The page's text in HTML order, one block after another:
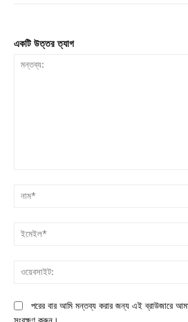
একটি উত্তর ত্যাগ
পরের বার আমি মন্তব্য করার জন্য এই ব্রাউজারে